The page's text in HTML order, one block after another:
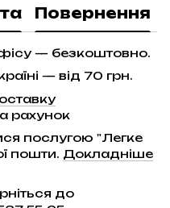
Повернення
— безкоштовно.
— від 70 грн.
рахунок
послугою "Легке
пошти. Докладніше
до